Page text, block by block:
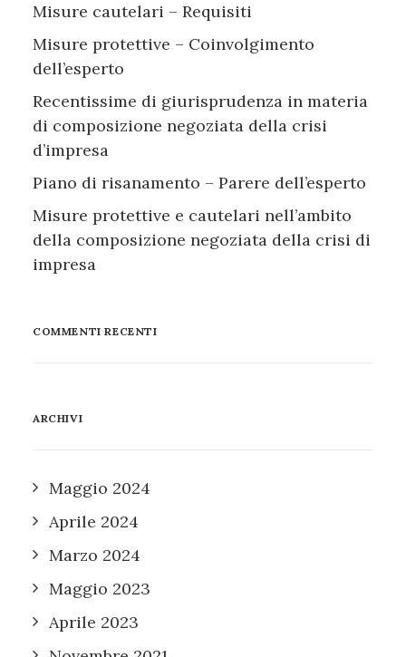
Misure cautelari – Requisiti
Misure protettive – Coinvolgimento
dell’esperto
Recentissime di giurisprudenza in materia
di composizione negoziata della crisi
d’impresa
Piano di risanamento – Parere dell’esperto
Misure protettive e cautelari nell’ambito
della composizione negoziata della crisi di
impresa
COMMENTI RECENTI
ARCHIVI
Maggio 2024
Aprile 2024
Marzo 2024
Maggio 2023
Aprile 2023